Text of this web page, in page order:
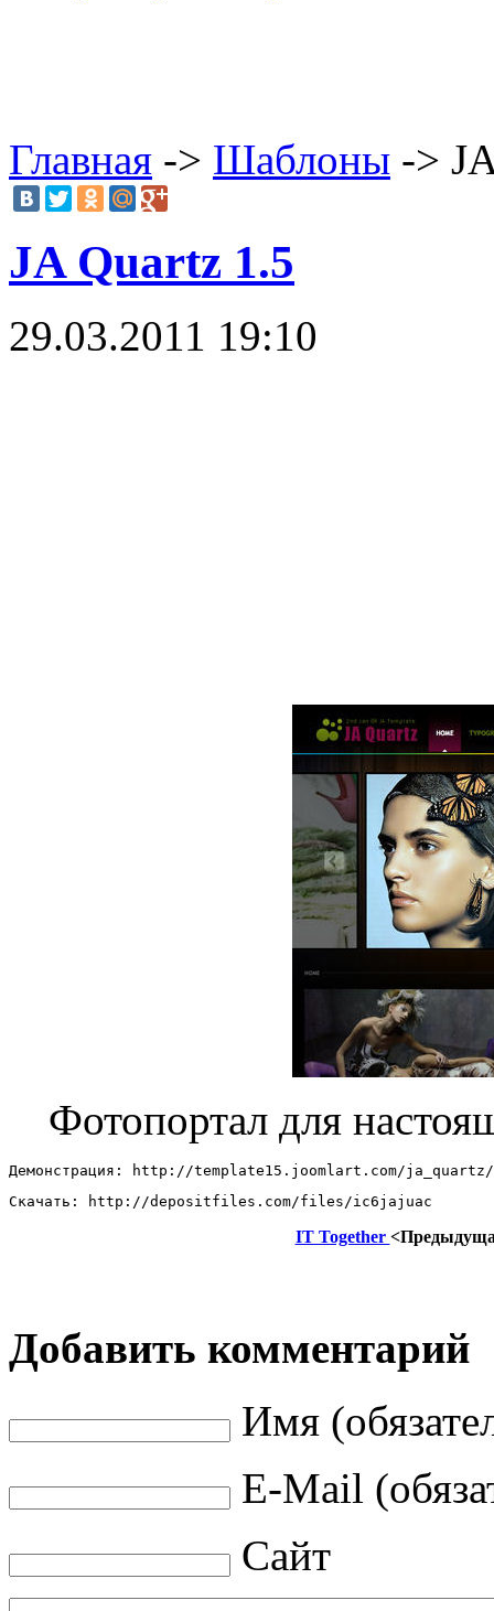
Главная -> Шаблоны ->
JA Quartz 1.5
29.03.2011 19:10
Фотопортал для
Демонстрация: http://template15.joomlart.com/
Скачать: http://depositfiles.com/files/ic6jajuac
IT Together
Добавить комментарий
Имя
E-Mail
Сайт